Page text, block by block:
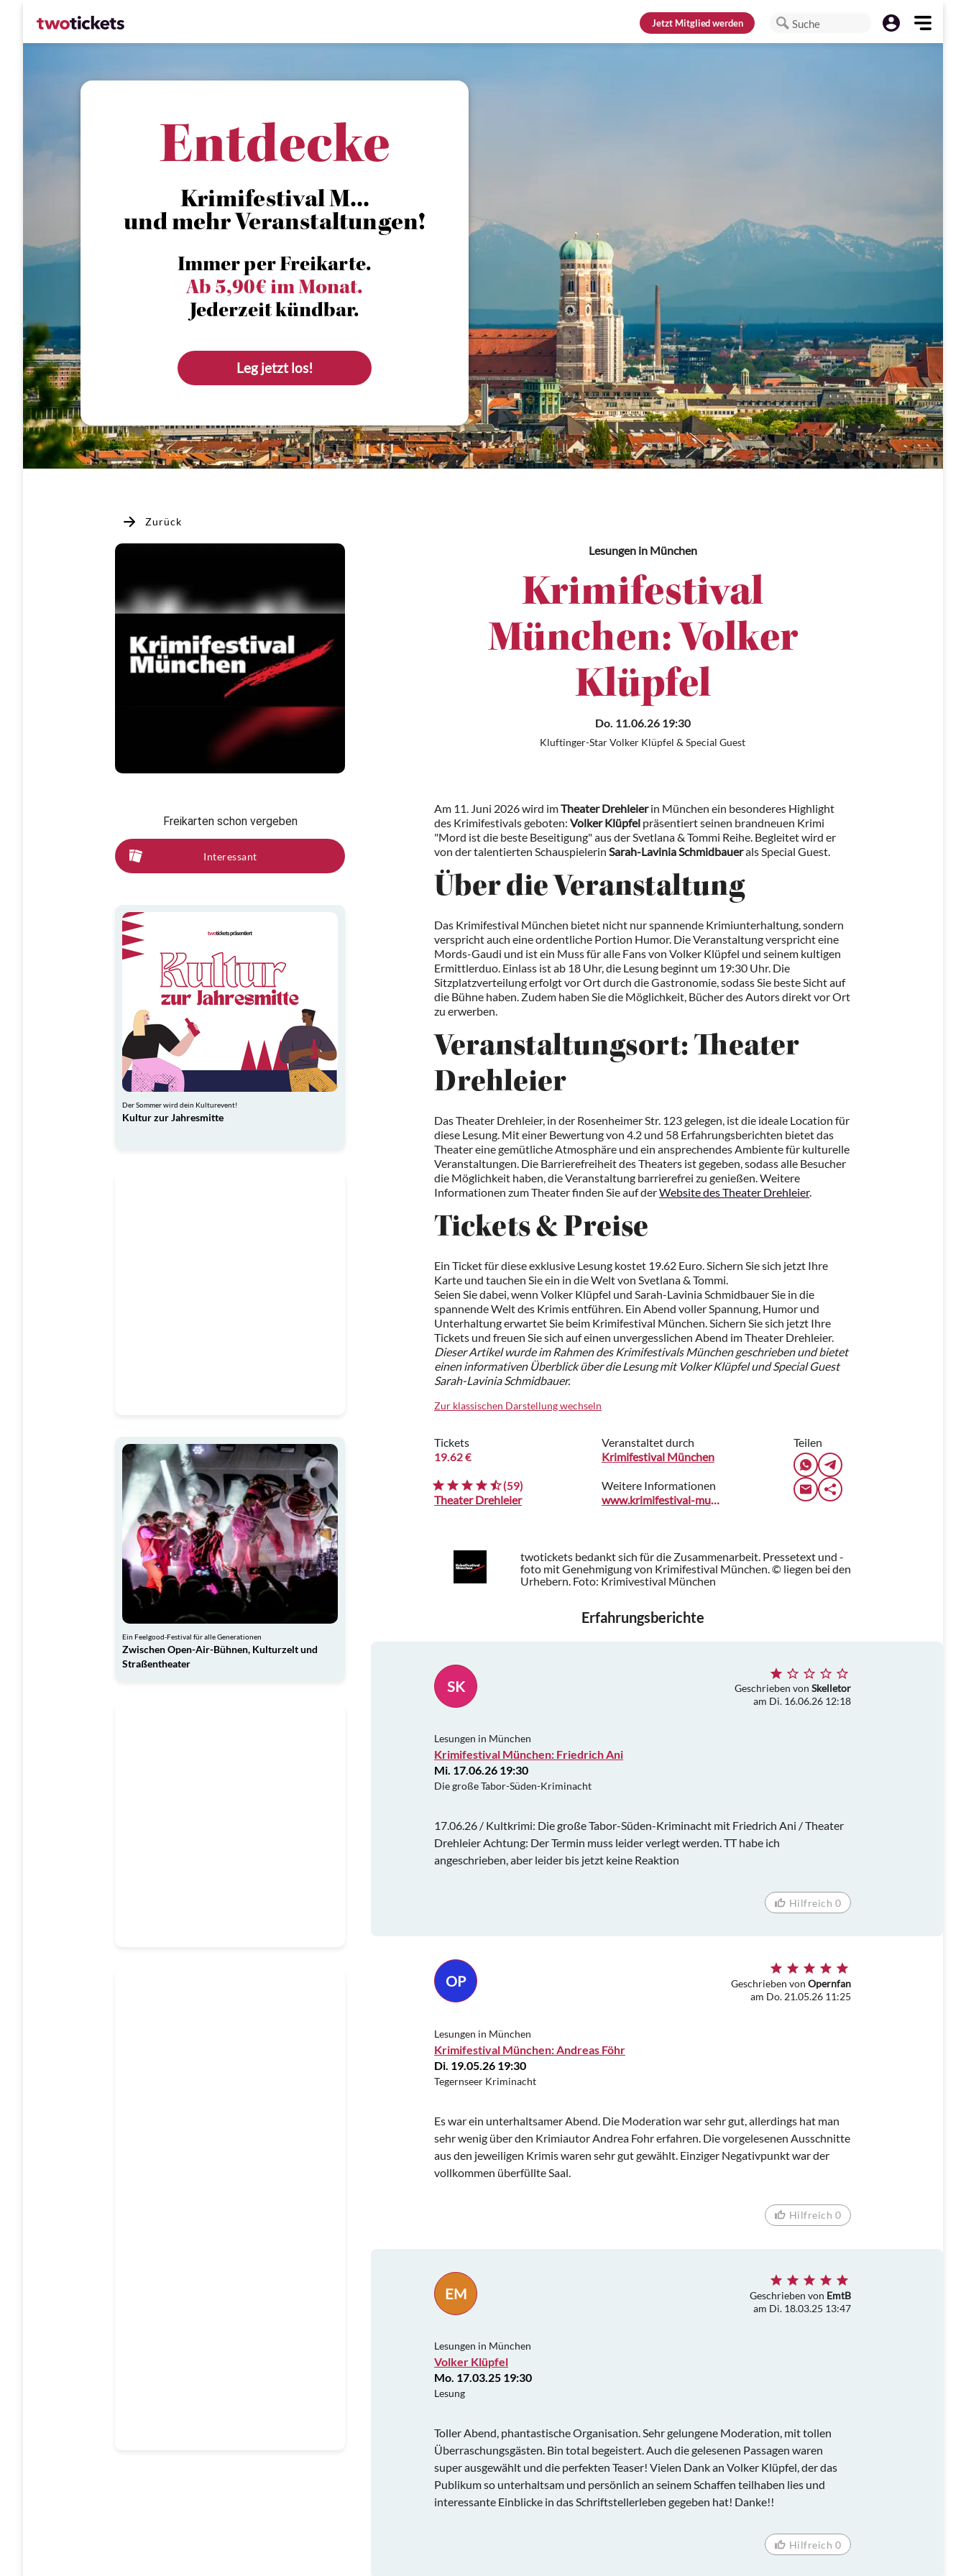
JetztMitglied werden Suche
Entdecke
Krimifestival M...
und mehr Veranstaltungen!
Immer per Freikarte.
Ab 5,90€ im Monat.
Jederzeit kündbar.
Leg jetzt los!
Zurück
Freikarten schon vergeben
Interessant
Der Sommer wird dein Kulturevent!
Kultur zur Jahresmitte
Ein Feelgood-Festival für alle Generationen
Zwischen Open-Air-Bühnen, Kulturzelt und
Straßentheater
Lesungenin München
Krimifestival
München: Volker
Klüpfel
Do. 11.06.26 19:30
Kluftinger-Star Volker Klüpfel & Special Guest
Am 11. Juni 2026 wird imTheater Drehleierin München ein besonderes Highlight
des Krimifestivals geboten: Volker Klüpfel präsentiert seinen brandneuen Krimi
"Mord ist die beste Beseitigung" aus der Svetlana & Tommi Reihe. Begleitet wird er
von der talentierten Schauspielerin Sarah-Lavinia Schmidbauerals Special Guest.
Über die Veranstaltung
Das Krimifestival München bietet nicht nur spannende Krimiunterhaltung, sondern
verspricht auch eine ordentliche Portion Humor. Die Veranstaltung verspricht eine
Mords-Gaudi und ist ein Muss für alle Fans von Volker Klüpfel und seinem kultigen
Ermittlerduo. Einlass ist ab 18 Uhr, die Lesung beginnt um 19:30 Uhr. Die
Sitzplatzverteilung erfolgt vor Ort durch die Gastronomie, sodass Sie beste Sicht auf
die Bühne haben. Zudem haben Sie die Möglichkeit, Bücher des Autors direkt vor Ort
zu erwerben.
Veranstaltungsort: Theater
Drehleier
Das Theater Drehleier, in der Rosenheimer Str. 123 gelegen, ist die ideale Location für
diese Lesung. Mit einer Bewertung von 4.2 und 58 Erfahrungsberichten bietet das
Theater eine gemütliche Atmosphäre und ein ansprechendes Ambiente für kulturelle
Veranstaltungen. Die Barrierefreiheit des Theaters ist gegeben, sodass alle Besucher
die Möglichkeit haben, die Veranstaltung barrierefrei zu genießen. Weitere
Informationen zum Theater finden Sie auf derWebsite des Theater Drehleier.
Tickets & Preise
Ein Ticket für diese exklusive Lesung kostet 19.62 Euro. Sichern Sie sich jetzt Ihre
Karte und tauchen Sie ein in die Welt von Svetlana & Tommi.
Seien Sie dabei, wenn Volker Klüpfel und Sarah-Lavinia Schmidbauer Sie in die
spannende Welt des Krimis entführen. Ein Abend voller Spannung, Humor und
Unterhaltung erwartet Sie beim Krimifestival München. Sichern Sie sich jetzt Ihre
Tickets und freuen Sie sich auf einen unvergesslichen Abend im Theater Drehleier.
Dieser Artikel wurde im Rahmen des Krimifestivals München geschrieben und bietet
einen informativen Überblick über die Lesung mit Volker Klüpfel und Special Guest
Sarah-Lavinia Schmidbauer.
Zur klassischen Darstellung wechseln
Tickets
19.62 €
(59)
Theater Drehleier
Veranstaltet durch
Krimifestival München
Weitere Informationen
www.krimifestival-muenchen.de
Teilen
twotickets bedankt sich für die Zusammenarbeit. Pressetext und -
foto mit Genehmigung von Krimifestival München. © liegen bei den
Urhebern. Foto: Krimivestival München
Erfahrungsberichte
SK Geschrieben von Skelletor
am Di. 16.06.26 12:18
Lesungen in München
Krimifestival München: Friedrich Ani
Mi. 17.06.26 19:30
Die große Tabor-Süden-Kriminacht
17.06.26 / Kultkrimi: Die große Tabor-Süden-Kriminacht mit Friedrich Ani / Theater
Drehleier Achtung: Der Termin muss leider verlegt werden. TT habe ich
angeschrieben, aber leider bis jetzt keine Reaktion
Hilfreich 0
OP Geschrieben von Opernfan
am Do. 21.05.26 11:25
Lesungen in München
Krimifestival München: Andreas Föhr
Di. 19.05.26 19:30
Tegernseer Kriminacht
Es war ein unterhaltsamer Abend. Die Moderation war sehr gut, allerdings hat man
sehr wenig über den Krimiautor Andrea Fohr erfahren. Die vorgelesenen Ausschnitte
aus den jeweiligen Krimis waren sehr gut gewählt. Einziger Negativpunkt war der
vollkommen überfüllte Saal.
Hilfreich 0
EM Geschrieben von EmtB
am Di. 18.03.25 13:47
Lesungen in München
Volker Klüpfel
Mo. 17.03.25 19:30
Lesung
Toller Abend, phantastische Organisation. Sehr gelungene Moderation, mit tollen
Überraschungsgästen. Bin total begeistert. Auch die gelesenen Passagen waren
super ausgewählt und die perfekten Teaser! Vielen Dank an Volker Klüpfel, der das
Publikum so unterhaltsam und persönlich an seinem Schaffen teilhaben lies und
interessante Einblicke in das Schriftstellerleben gegeben hat! Danke!!
Hilfreich 0